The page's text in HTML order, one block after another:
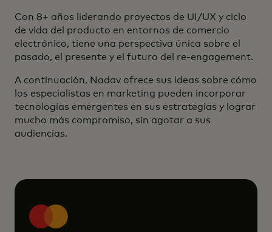
Con 8+ años liderando proyectos de UI/UX y ciclo
de vida del producto en entornos de comercio
electrónico, tiene una perspectiva única sobre el
pasado, el presente y el futuro del re-engagement.
A continuación, Nadav ofrece sus ideas sobre cómo
los especialistas en marketing pueden incorporar
tecnologías emergentes en sus estrategias y lograr
mucho más compromiso, sin agotar a sus
audiencias.